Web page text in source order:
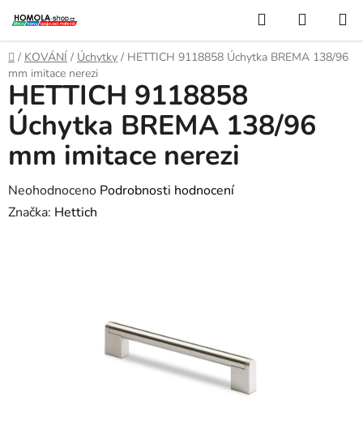
na
obsah
Hledat
KOŠÍK
Domů
/ KOVÁNÍ / Úchytky / HETTICH 9118858 Úchytka BREMA 138/96
mm imitace nerezi
HETTICH 9118858
Úchytka BREMA 138/96
mm imitace nerezi
Průměrné
hodnocení
Neohodnoceno Podrobnosti hodnocení
Značka: Hettich